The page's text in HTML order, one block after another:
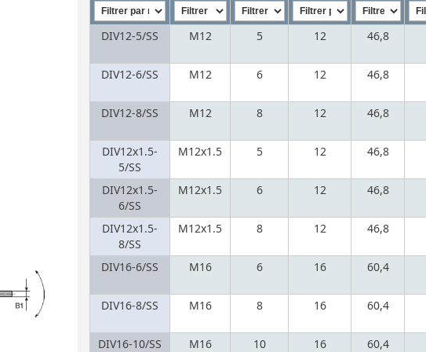
DIV12-5/SS M12 5 12 46,8
DIV12-6/SS M12 6 12 46,8
DIV12-8/SS M12 8 12 46,8
DIV12x1.5-
5/SS
M12x1.5 5 12 46,8
DIV12x1.5-
6/SS
M12x1.5 6 12 46,8
DIV12x1.5-
8/SS
M12x1.5 8 12 46,8
DIV16-6/SS M16 6 16 60,4
DIV16-8/SS M16 8 16 60,4
DIV16-10/SS M16 10 16 60,4